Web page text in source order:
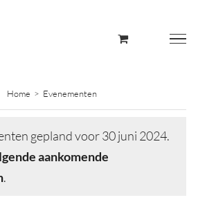
Home Evenementen
gepland voor 30 juni 2024.
aankomende
.